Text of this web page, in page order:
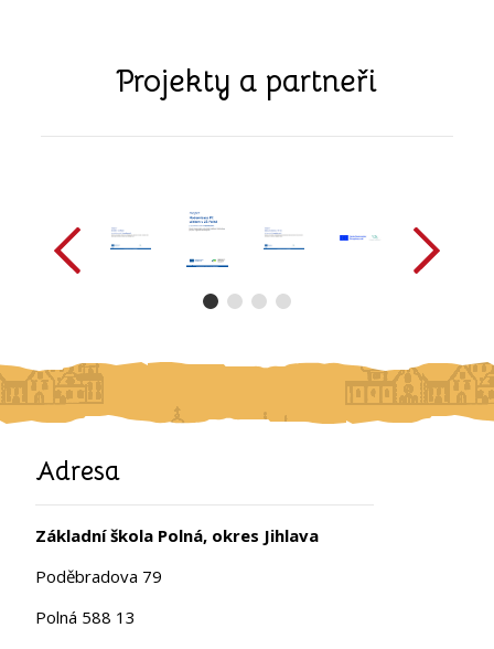
Projekty a partneři
Adresa
Základní škola Polná, okres Jihlava
Poděbradova 79
Polná 588 13